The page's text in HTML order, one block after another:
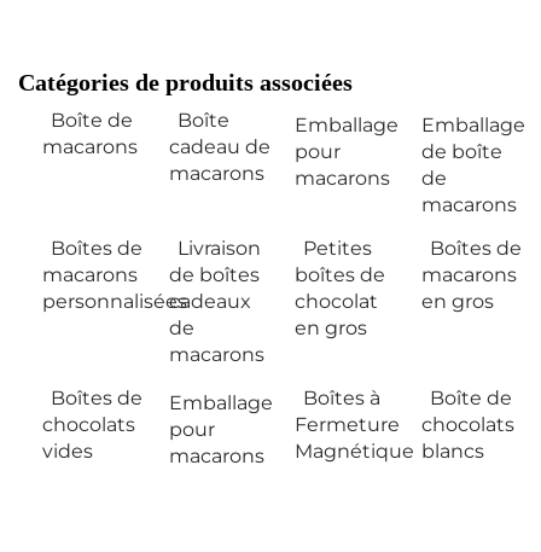
Catégories de produits associées
Boîte de
macarons
Boîte
cadeau de
macarons
Emballage
pour
macarons
Emballage
de boîte
de
macarons
Boîtes de
macarons
personnalisées
Livraison
de boîtes
cadeaux
de
macarons
Petites
boîtes de
chocolat
en gros
Boîtes de
macarons
en gros
Boîtes de
chocolats
vides
Emballage
pour
macarons
Boîtes à
Fermeture
Magnétique
Boîte de
chocolats
blancs